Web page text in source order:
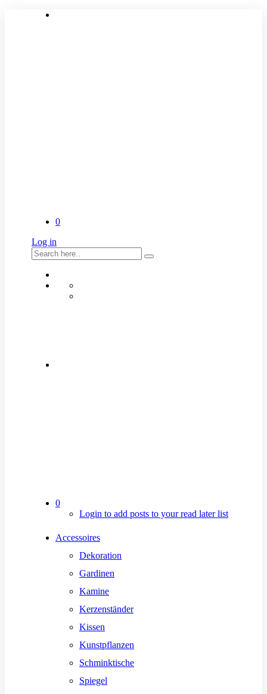
0
Log in
0
Login to add posts to your read later list
Accessoires
Dekoration
Gardinen
Kamine
Kerzenständer
Kissen
Kunstpflanzen
Schminktische
Spiegel